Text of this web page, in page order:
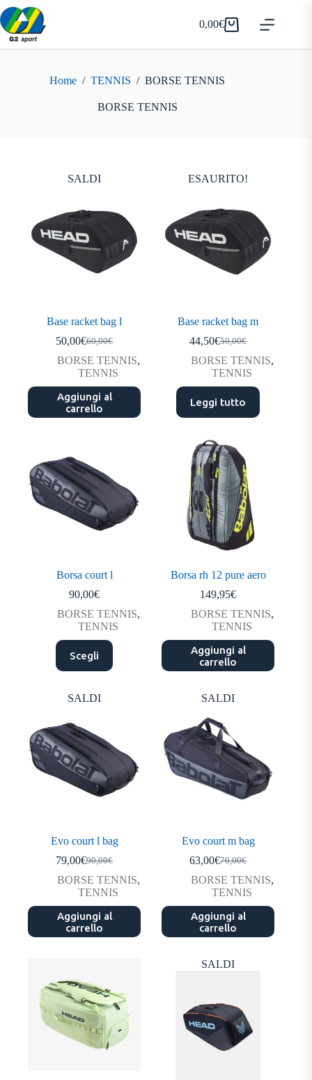
Salta
al
contenuto
Carrello
0,00€
Home / TENNIS / BORSE TENNIS
BORSE TENNIS
SALDI
Base racket bag l
60,00€
Il
prezzo
originale
era:
60,00€.
50,00€Il
prezzo
attuale
è:
50,00€.
BORSE TENNIS,
TENNIS
Aggiungi al
carrello
ESAURITO!
Base racket bag m
50,00€
Il
prezzo
originale
era:
50,00€.
44,50€Il
prezzo
attuale
è:
44,50€.
BORSE TENNIS,
TENNIS
Leggi tutto
Borsa court l
90,00€
BORSE TENNIS,
TENNIS
Scegli
Questo
prodotto
ha
varianti.
possono
essere
scelte
nella
pagina
del
Borsa rh 12 pure aero
149,95€
BORSE TENNIS,
TENNIS
Aggiungi al
carrello
SALDI
Evo court l bag
90,00€
Il
prezzo
originale
era:
90,00€.
79,00€Il
prezzo
attuale
è:
79,00€.
BORSE TENNIS,
TENNIS
Aggiungi al
carrello
SALDI
Evo court m bag
70,00€
Il
prezzo
originale
era:
70,00€.
63,00€Il
prezzo
attuale
è:
63,00€.
BORSE TENNIS,
TENNIS
Aggiungi al
carrello
SALDI